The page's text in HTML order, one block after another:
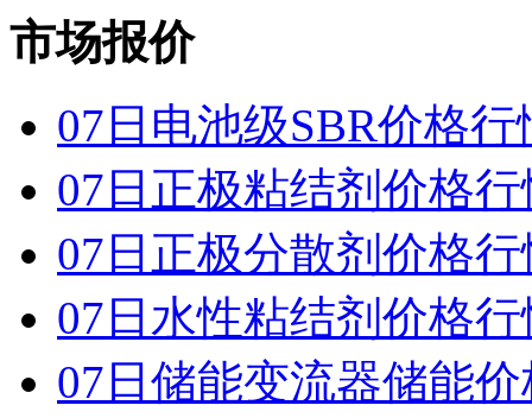
市场报价
07日电池级SBR价格行
07日正极粘结剂价格行
07日正极分散剂价格行
07日水性粘结剂价格行
07日储能变流器储能